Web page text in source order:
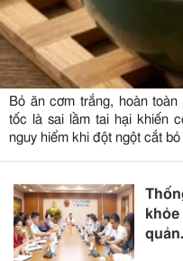
Bỏ ăn cơm trắng, hoàn
tốc là sai lầm tai hại khiến
nguy hiểm khi đột ngột cắt